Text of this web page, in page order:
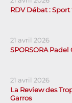
RDV Débat :
21 avril 2026
SPORSORA
21 avril 2026
La Review des
Garros